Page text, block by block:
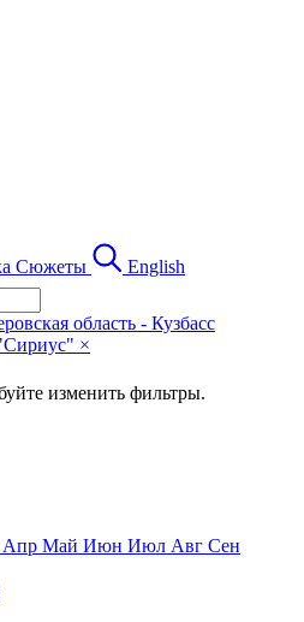
Сюжеты English
область - Кузбасс
×
изменить фильтры.
Апр Май Июн Июл Авг Сен